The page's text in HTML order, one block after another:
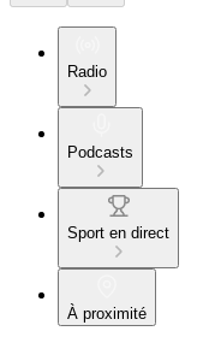
Radio
Podcasts
Sport en direct
À proximité